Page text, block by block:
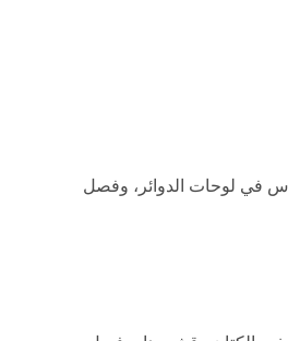
في لوحات الدوائر، وفصل